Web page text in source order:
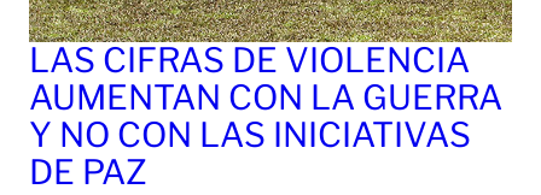
LAS CIFRAS DE VIOLENCIA
AUMENTAN CON LA GUERRA
Y NO CON LAS INICIATIVAS
DE PAZ